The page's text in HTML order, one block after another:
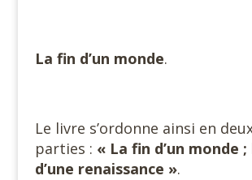
La fin d’un monde.
Le livre s’ordonne ainsi en
parties : « La fin d’un monde ;
d’une renaissance ».